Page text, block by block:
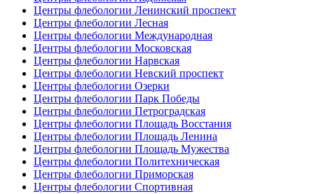
Центры флебологии Ленинский проспект
Центры флебологии Лесная
Центры флебологии Международная
Центры флебологии Московская
Центры флебологии Нарвская
Центры флебологии Невский проспект
Центры флебологии Озерки
Центры флебологии Парк Победы
Центры флебологии Петроградская
Центры флебологии Площадь Восстания
Центры флебологии Площадь Ленина
Центры флебологии Площадь Мужества
Центры флебологии Политехническая
Центры флебологии Приморская
Центры флебологии Спортивная